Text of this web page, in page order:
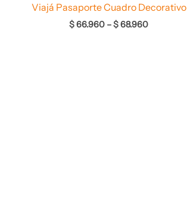
Viajá Pasaporte Cuadro Decorativo
$66.960 –$68.960